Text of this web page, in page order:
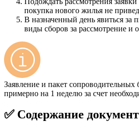
покупка нового жилья не
В назначенный день явиться за
виды сборов за рассмотрение и
Заявление и пакет
примерно на 1 неделю за счет
✅ Содержание